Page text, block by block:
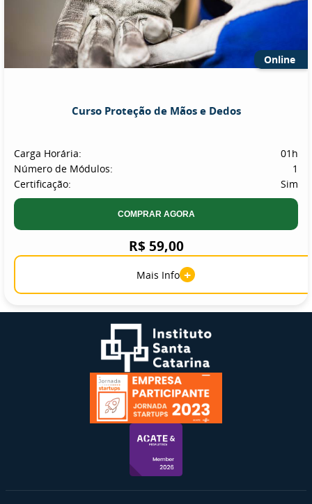
Online
Curso Proteção de Mãos e Dedos
Carga Horária:
01h
Número de Módulos:
1
Certificação:
Sim
COMPRAR AGORA
R$ 59,00
Mais Info +